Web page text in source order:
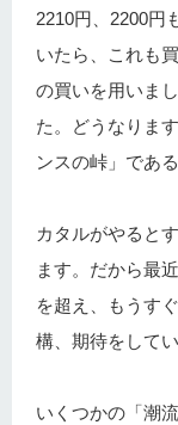
2210円、2200円
いたら、これも
の買いを用いま
た。どうなりま
ンスの峠」であ
カタルがやると
ます。だから最
を超え、もうす
構、期待をしてい
いくつかの「潮